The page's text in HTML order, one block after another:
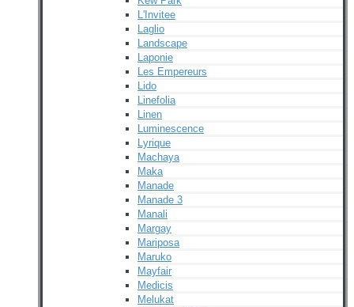
L'Invitee
Laglio
Landscape
Laponie
Les Empereurs
Lido
Linefolia
Linen
Luminescence
Lyrique
Machaya
Maka
Manade
Manade 3
Manali
Margay
Mariposa
Maruko
Mayfair
Medicis
Melukat